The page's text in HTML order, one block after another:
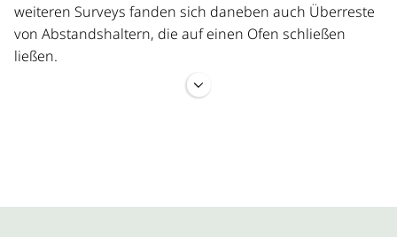
weiteren Surveys fanden sich daneben auch Überreste
von Abstandshaltern, die auf einen Ofen schließen
ließen.
wurden. Damit konnte erstmals in der Mongolei ein